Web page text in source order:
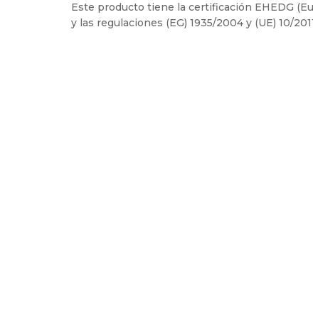
Este producto tiene la certificación EHEDG
y las regulaciones (EG) 1935/2004 y (UE) 10/